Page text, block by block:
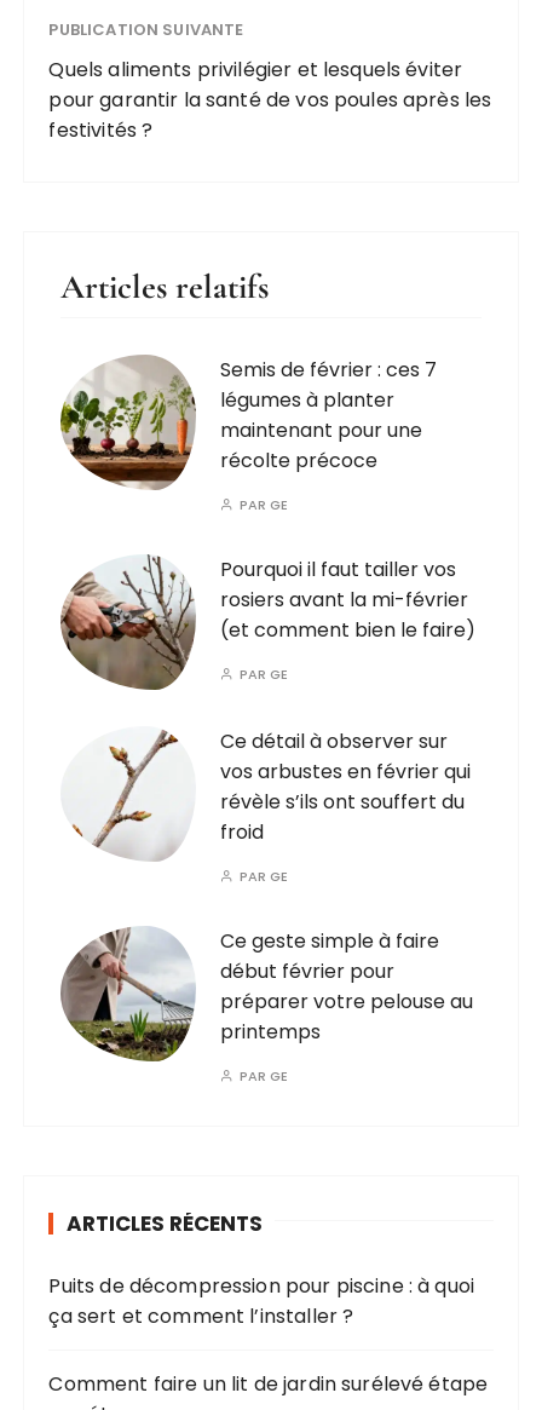
PUBLICATION SUIVANTE
Quels aliments privilégier et lesquels éviter
pour garantir la santé de vos poules après les
festivités ?
Articles relatifs
Semis de février : ces 7
légumes à planter
maintenant pour une
récolte précoce
PARGE
Pourquoi il faut tailler vos
rosiers avant la mi-février
(et comment bien le faire)
PARGE
Ce détail à observer sur
vos arbustes en février qui
révèle s’ils ont souffert du
froid
PARGE
Ce geste simple à faire
début février pour
préparer votre pelouse au
printemps
PARGE
ARTICLES RÉCENTS
Puits de décompression pour piscine : à quoi
ça sert et comment l’installer ?
Comment faire un lit de jardin surélevé étape